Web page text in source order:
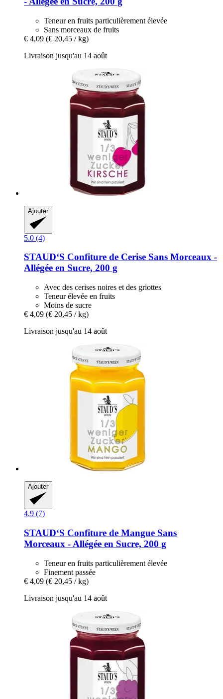
Teneur en fruits particulièrement élevée
Sans morceaux de fruits
€ 4,09 (€ 20,45 / kg)
Livraison jusqu'au 14 août
Ajouter
5.0 (4)
STAUD‘S Confiture de Cerise Sans Morceaux -​
Allégée en Sucre, 200 g
Avec des cerises noires et des griottes
Teneur élevée en fruits
Moins de sucre
€ 4,09 (€ 20,45 / kg)
Livraison jusqu'au 14 août
Ajouter
4.9 (7)
STAUD‘S Confiture de Mangue Sans
Morceaux -​ Allégée en Sucre, 200 g
Teneur en fruits particulièrement élevée
Finement passée
€ 4,09 (€ 20,45 / kg)
Livraison jusqu'au 14 août